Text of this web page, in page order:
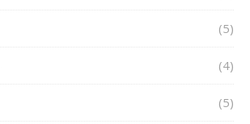
(5)
(4)
(5)